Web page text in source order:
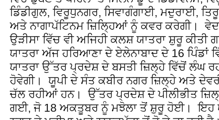
ਡਿੰਡੀਗੁਲ, ਵਿਰੂਧੁਨਗਰ, ਸਿਵਾਗੰਗਾਈ, ਮਦੁਰਾਈ,
ਅਤੇ ਨਾਗਾਪੱਟਿਨਮ ਜ਼ਿਲ੍ਹਿਆਂ ਨੂੰ ਕਵਰ ਕਰੇਗੀ।
ਉੜੀਸਾ ਵਿੱਚ ਵੀ ਅਜਿਹੀ ਕਲਸ਼ ਯਾਤਰਾ ਸ਼ੁਰੂ
ਯਾਤਰਾ ਅੱਜ ਹਰਿਆਣਾ ਦੇ ਏਲੇਨਾਬਾਦ ਦੇ 16
ਯਾਤਰਾ ਉੱਤਰ ਪ੍ਰਦੇਸ਼ ਦੇ ਬਸਤੀ ਜ਼ਿਲ੍ਹੇ ਵਿੱਚੋਂ ਲੰਘ
ਹੋਵੇਗੀ। ਯੂਪੀ ਦੇ ਸੰਤ ਕਬੀਰ ਨਗਰ ਜ਼ਿਲ੍ਹੇ ਅਤੇ
ਚੱਲ ਰਹੀਆਂ ਹਨ। ਉੱਤਰ ਪ੍ਰਦੇਸ਼ ਦੇ ਪੀਲੀਭੀਤ
ਗਈ, ਜੋ 18 ਅਕਤੂਬਰ ਨੂੰ ਮਝੋਲਾ ਤੋਂ ਸ਼ੁਰੂ ਹੋਈ। ਇਹ